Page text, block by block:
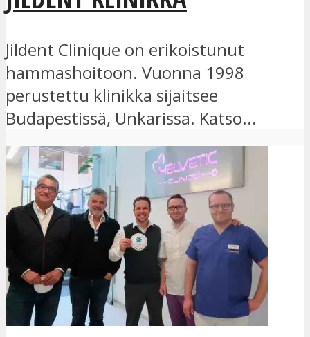
Jildent Clinique on erikoistunut
hammashoitoon. Vuonna 1998
perustettu klinikka sijaitsee
Budapestissä, Unkarissa. Katso...